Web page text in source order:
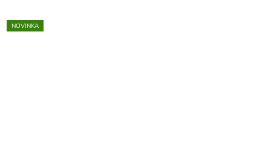
NOVINKA